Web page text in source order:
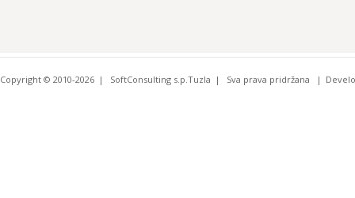
Copyright © 2010-2026 SoftConsulting s.p.Tuzla Sva prava pridržana